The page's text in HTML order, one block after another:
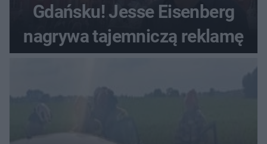
Gdańsku! Jesse Eisenberg
nagrywa tajemniczą reklamę